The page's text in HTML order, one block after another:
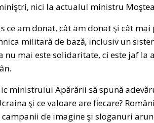
nici la actualul ministru
ce am donat, cât am donat şi cât
militară de bază, inclusiv un
nu mai este solidaritate, ci este jaf
ministrului Apărării să spună
şi ce valoare are fiecare?
campanii de imagine şi sloganuri